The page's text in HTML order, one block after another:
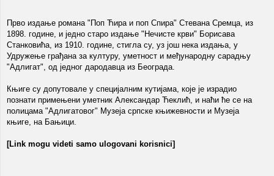
Прво издање романа "Поп Ћира и поп Спира" Стевана Сремца, из
1898. године, и једно старо издање "Нечисте крви" Борисава
Станковића, из 1910. године, стигла су, уз још нека издања, у
Удружење грађана за културу, уметност и међународну сарадњу
"Адлигат", од једног дародавца из Београда.
Књиге су допутовале у специјалним кутијама, које је израдио
познати примењени уметник Александар Ћеклић, и наћи ће се на
полицама "Адлигатовог" Музеја српске књижевности и Музеја
књиге, на Бањици.
[Link mogu videti samo ulogovani korisnici]